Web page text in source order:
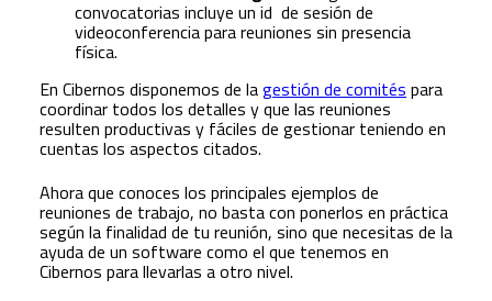
convocatorias incluye un id de sesión de
videoconferencia para reuniones sin presencia
física.
En Cibernos disponemos de lagestión de comités para
coordinar todos los detalles y que las reuniones
resulten productivas y fáciles de gestionar teniendo en
cuentas los aspectos citados.
Ahora que conoces los principales ejemplos de
reuniones de trabajo, no basta con ponerlos en práctica
según la finalidad de tu reunión, sino que necesitas de la
ayuda de un software como el que tenemos en
Cibernos para llevarlas a otro nivel.